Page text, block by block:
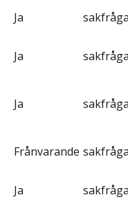
Ja
Ja
Ja
Frånvarande
Ja